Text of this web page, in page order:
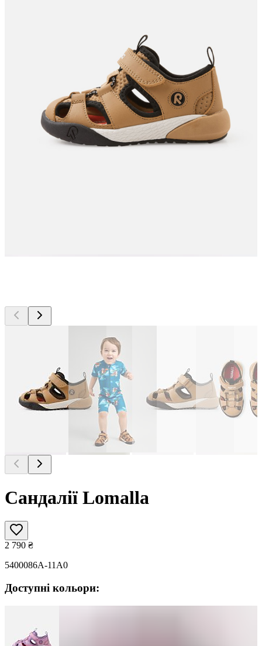
Сандалії Lomalla
2 790 ₴
5400086A-11A0
Доступні кольори: